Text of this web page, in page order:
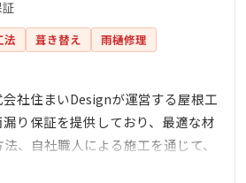
法 葺き替え
雨樋修理
社住まいDesignが運営する屋根工
り保証を提供しており、最適な材
、自社職人による施工を通じて、
心を提供しています。完全自社施